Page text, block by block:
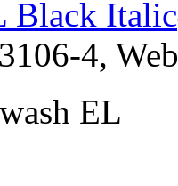
Black Italic
4,
EL